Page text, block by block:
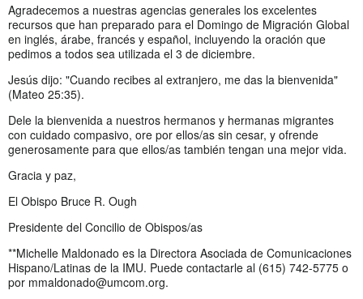
Agradecemos a nuestras agencias generales los excelentes
recursos que han preparado para el Domingo de Migración Global
en inglés, árabe, francés y español, incluyendo la oración que
pedimos a todos sea utilizada el 3 de diciembre.
Jesús dijo: "Cuando recibes al extranjero, me das la bienvenida"
(Mateo 25:35).
Dele la bienvenida a nuestros hermanos y hermanas migrantes
con cuidado compasivo, ore por ellos/as sin cesar, y ofrende
generosamente para que ellos/as también tengan una mejor vida.
Gracia y paz,
El Obispo Bruce R. Ough
Presidente del Concilio de Obispos/as
**Michelle Maldonado es la Directora Asociada de Comunicaciones
Hispano/Latinas de la IMU. Puede contactarle al (615) 742-5775 o
por mmaldonado@umcom.org.